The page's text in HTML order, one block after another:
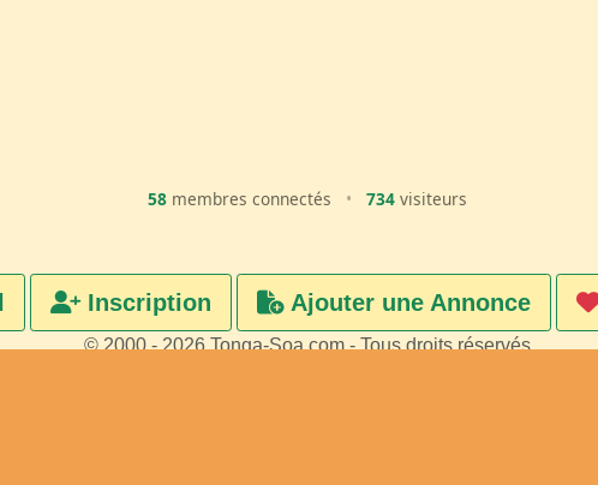
58 membres connectés • 734 visiteurs
Inscription Ajouter une Annonce
© 2000 - 2026 Tonga-Soa.com - Tous droits réservés